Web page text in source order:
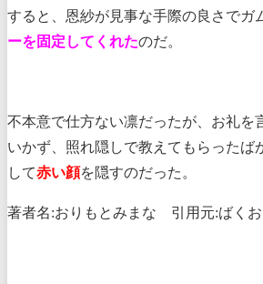
すると、恩紗が見事な手際の良さでガ
ーを固定してくれたのだ。
不本意で仕方ない凛だったが、お礼を
いかず、照れ隠しで教えてもらったば
して赤い顔を隠すのだった。
著者名:おりもとみまな 引用元:ばく